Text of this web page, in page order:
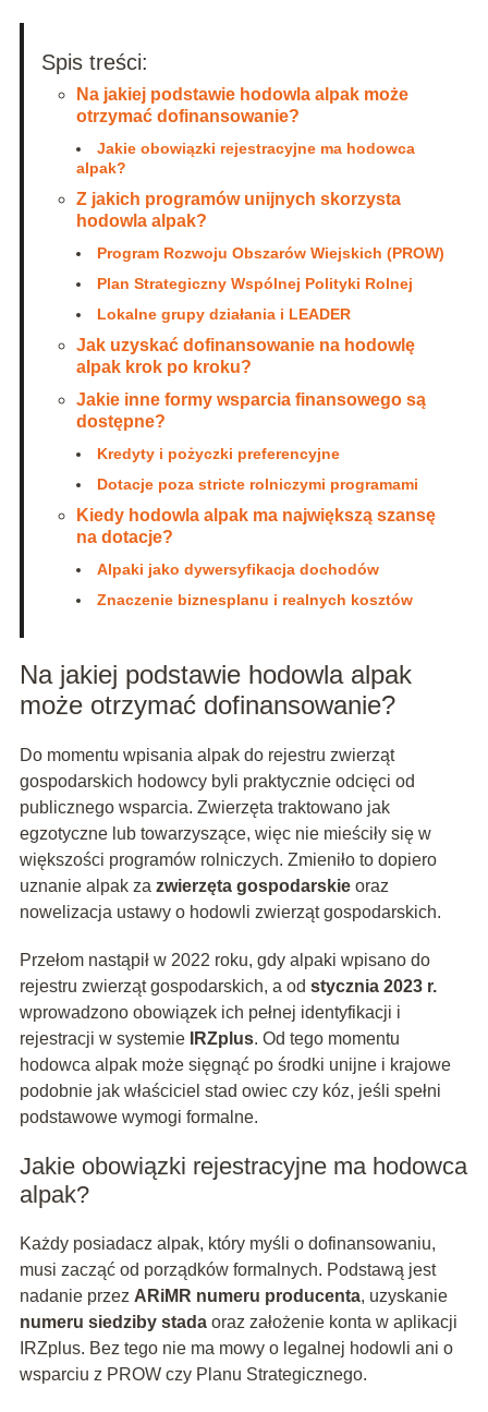
Spis treści:
Na jakiej podstawie hodowla alpak może
otrzymać dofinansowanie?
Jakie obowiązki rejestracyjne ma hodowca
alpak?
Z jakich programów unijnych skorzysta
hodowla alpak?
Program Rozwoju Obszarów Wiejskich (PROW)
Plan Strategiczny Wspólnej Polityki Rolnej
Lokalne grupy działania i LEADER
Jak uzyskać dofinansowanie na hodowlę
alpak krok po kroku?
Jakie inne formy wsparcia finansowego są
dostępne?
Kredyty i pożyczki preferencyjne
Dotacje poza stricte rolniczymi programami
Kiedy hodowla alpak ma największą szansę
na dotacje?
Alpaki jako dywersyfikacja dochodów
Znaczenie biznesplanu i realnych kosztów
Na jakiej podstawie hodowla alpak
może otrzymać dofinansowanie?
Do momentu wpisania alpak do rejestru zwierząt
gospodarskich hodowcy byli praktycznie odcięci od
publicznego wsparcia. Zwierzęta traktowano jak
egzotyczne lub towarzyszące, więc nie mieściły się w
większości programów rolniczych. Zmieniło to dopiero
uznanie alpak za zwierzęta gospodarskieoraz
nowelizacja ustawy o hodowli zwierząt gospodarskich.
Przełom nastąpił w 2022 roku, gdy alpaki wpisano do
rejestru zwierząt gospodarskich, a od stycznia 2023 r.
wprowadzono obowiązek ich pełnej identyfikacji i
rejestracji w systemie
IRZplus. Od tego momentu
hodowca alpak może sięgnąć po środki unijne i krajowe
podobnie jak właściciel stad owiec czy kóz, jeśli spełni
podstawowe wymogi formalne.
Jakie obowiązki rejestracyjne ma hodowca
alpak?
Każdy posiadacz alpak, który myśli o dofinansowaniu,
musi zacząć od porządków formalnych. Podstawą jest
nadanie przez ARiMR numeru producenta, uzyskanie
numeru siedziby stadaoraz założenie konta w aplikacji
IRZplus. Bez tego nie ma mowy o legalnej hodowli ani o
wsparciu z PROW czy Planu Strategicznego.